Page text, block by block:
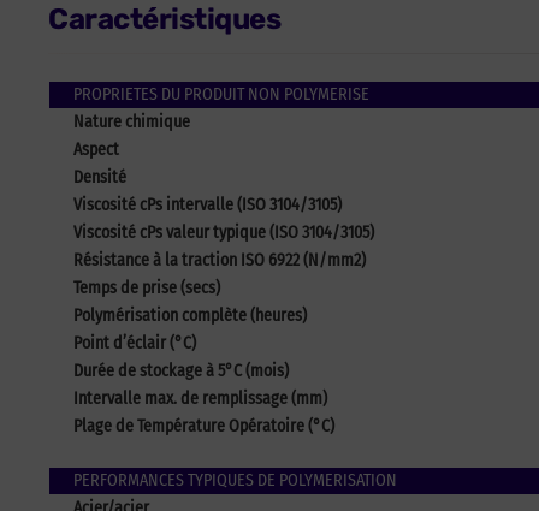
Caractéristiques
PROPRIETES DU PRODUIT NON POLYMERISE
Nature chimique
Aspect
Densité
Viscosité cPs intervalle (ISO 3104/3105)
Viscosité cPs valeur typique (ISO 3104/3105)
Résistance à la traction ISO 6922 (N/mm2)
Temps de prise (secs)
Polymérisation complète (heures)
Point d’éclair (°C)
Durée de stockage à 5°C (mois)
Intervalle max. de remplissage (mm)
Plage de Température Opératoire (°C)
PERFORMANCES TYPIQUES DE POLYMERISATION